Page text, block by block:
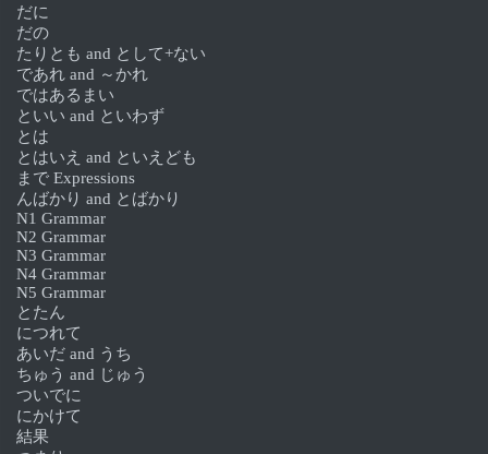
だに
だの
たりとも and として+ない
であれ and ～かれ
ではあるまい
といい and といわず
とは
とはいえ and といえども
まで Expressions
んばかり and とばかり
N1 Grammar
N2 Grammar
N3 Grammar
N4 Grammar
N5 Grammar
とたん
につれて
あいだ and うち
ちゅう and じゅう
ついでに
にかけて
結果